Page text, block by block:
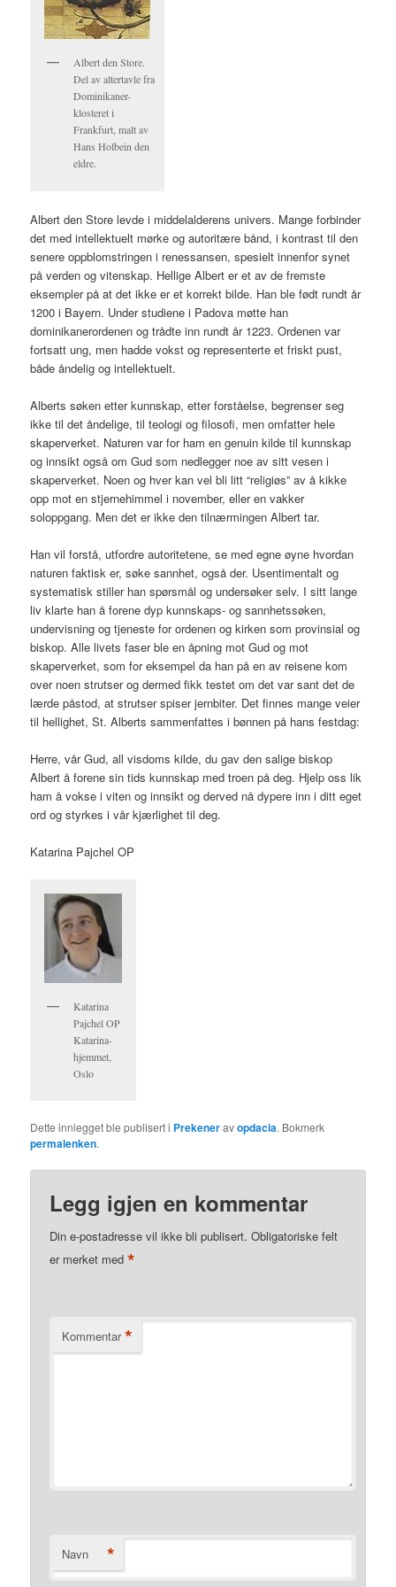
Albert den Store.
Del av altertavle fra
Dominikaner-
klosteret i
Frankfurt, malt av
Hans Holbein den
eldre.
Albert den Store levde i middelalderens univers. Mange forbinder
det med intellektuelt mørke og autoritære bånd, i kontrast til den
senere oppblomstringen i renessansen, spesielt innenfor synet
på verden og vitenskap. Hellige Albert er et av de fremste
eksempler på at det ikke er et korrekt bilde. Han ble født rundt år
1200 i Bayern. Under studiene i Padova møtte han
dominikanerordenen og trådte inn rundt år 1223. Ordenen var
fortsatt ung, men hadde vokst og representerte et friskt pust,
både åndelig og intellektuelt.
Alberts søken etter kunnskap, etter forståelse, begrenser seg
ikke til det åndelige, til teologi og filosofi, men omfatter hele
skaperverket. Naturen var for ham en genuin kilde til kunnskap
og innsikt også om Gud som nedlegger noe av sitt vesen i
skaperverket. Noen og hver kan vel bli litt “religiøs” av å kikke
opp mot en stjernehimmel i november, eller en vakker
soloppgang. Men det er ikke den tilnærmingen Albert tar.
Han vil forstå, utfordre autoritetene, se med egne øyne hvordan
naturen faktisk er, søke sannhet, også der. Usentimentalt og
systematisk stiller han spørsmål og undersøker selv. I sitt lange
liv klarte han å forene dyp kunnskaps- og sannhetssøken,
undervisning og tjeneste for ordenen og kirken som provinsial og
biskop. Alle livets faser ble en åpning mot Gud og mot
skaperverket, som for eksempel da han på en av reisene kom
over noen strutser og dermed fikk testet om det var sant det de
lærde påstod, at strutser spiser jernbiter. Det finnes mange veier
til hellighet, St. Alberts sammenfattes i bønnen på hans festdag:
Herre, vår Gud, all visdoms kilde, du gav den salige biskop
Albert å forene sin tids kunnskap med troen på deg. Hjelp oss lik
ham å vokse i viten og innsikt og derved nå dypere inn i ditt eget
ord og styrkes i vår kjærlighet til deg.
Katarina Pajchel OP
Katarina
Pajchel OP
Katarina-
hjemmet,
Oslo
Dette innlegget ble publisert i Prekeneravopdacia. Bokmerk
permalenken.
Legg igjen en kommentar
Din e-postadresse vil ikke bli publisert. Obligatoriske felt
er merket med*
Kommentar *
Navn *